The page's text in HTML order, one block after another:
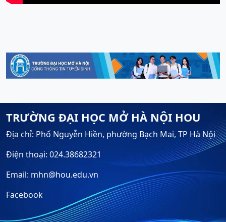
TRƯỜNG ĐẠI HỌC MỞ HÀ NỘI HOU
Địa chỉ: Phố Nguyễn Hiền, phường Bạch Mai, TP Hà Nội
Điện thoại: 024.38682321
Email: mhn@hou.edu.vn
Facebook